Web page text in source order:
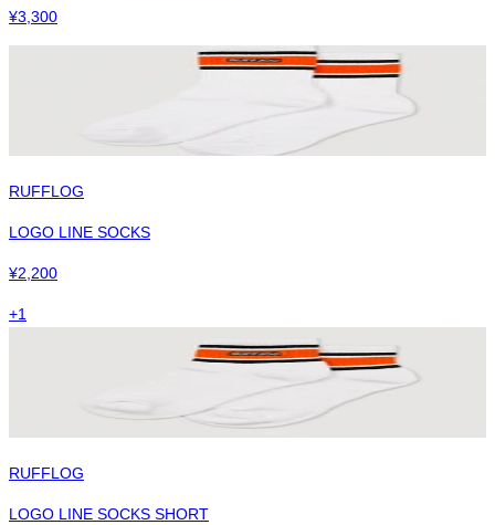
¥3,300
RUFFLOG
LOGO LINE SOCKS
¥2,200
+1
RUFFLOG
LOGO LINE SOCKS SHORT